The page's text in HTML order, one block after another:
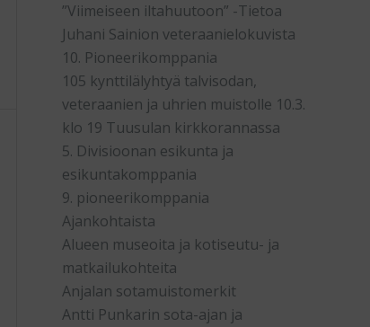
”Viimeiseen iltahuutoon” -Tietoa
Juhani Sainion veteraanielokuvista
10. Pioneerikomppania
105 kynttilälyhtyä talvisodan,
veteraanien ja uhrien muistolle 10.3.
klo 19 Tuusulan kirkkorannassa
5. Divisioonan esikunta ja
esikuntakomppania
9. pioneerikomppania
Ajankohtaista
Alueen museoita ja kotiseutu- ja
matkailukohteita
Anjalan sotamuistomerkit
Antti Punkarin sota-ajan ja